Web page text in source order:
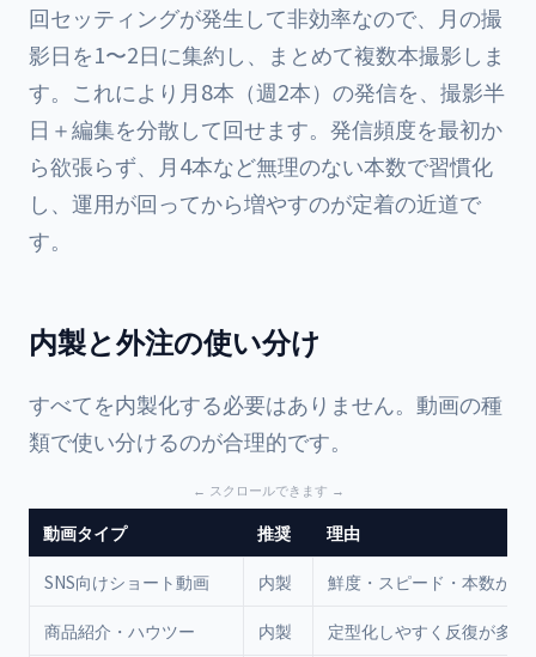
回セッティングが発生して非効率なので、月の撮
影日を1〜2日に集約し、まとめて複数本撮影しま
す。これにより月8本（週2本）の発信を、撮影半
日＋編集を分散して回せます。発信頻度を最初か
ら欲張らず、月4本など無理のない本数で習慣化
し、運用が回ってから増やすのが定着の近道で
す。
内製と外注の使い分け
すべてを内製化する必要はありません。動画の種
類で使い分けるのが合理的です。
動画タイプ 推奨 理由
SNS向けショート動画 内製 鮮度・スピード・本数が命
商品紹介・ハウツー 内製 定型化しやすく反復が多い